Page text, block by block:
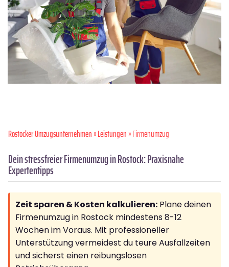
Rostocker Umzugsunternehmen»Leistungen» Firmenumzug
Dein stressfreier Firmenumzug in Rostock: Praxisnahe
Expertentipps
Zeit sparen & Kosten kalkulieren: Plane deinen
Firmenumzug in Rostock mindestens 8-12
Wochen im Voraus. Mit professioneller
Unterstützung vermeidest du teure Ausfallzeiten
und sicherst einen reibungslosen